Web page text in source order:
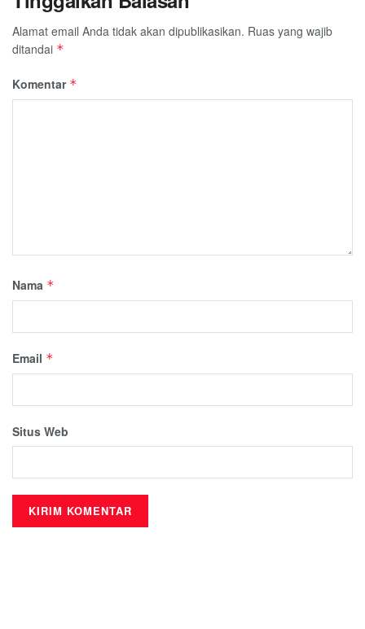
Alamat email Anda tidak akan dipublikasikan. Ruas yang wajib
ditandai *
Komentar *
Nama *
Email *
Situs Web